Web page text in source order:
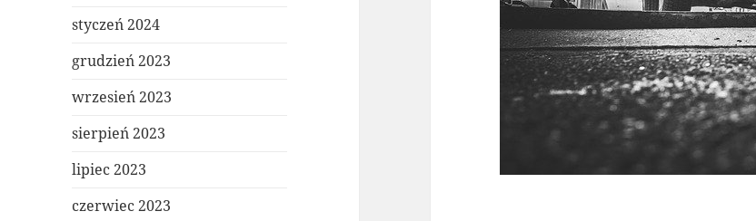
styczeń 2024
grudzień 2023
wrzesień 2023
sierpień 2023
lipiec 2023
czerwiec 2023